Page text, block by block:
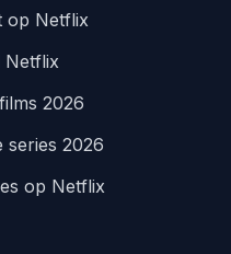
op Netflix
Netflix
2026
series 2026
op Netflix